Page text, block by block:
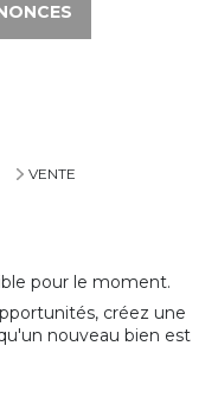
VENTE
pour le moment.
créez une
nouveau bien est